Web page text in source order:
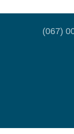
(067)